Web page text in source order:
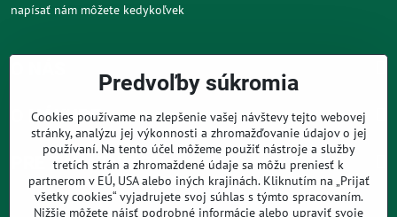
napísať nám môžete kedykoľvek
O NÁKUPE
PRE ZÁKAZNÍKOV
Predvoľby súkromia
Cookies používame na zlepšenie vašej návštevy tejto webovej
stránky, analýzu jej výkonnosti a zhromažďovanie údajov o jej
používaní. Na tento účel môžeme použiť nástroje a služby
tretích strán a zhromaždené údaje sa môžu preniesť k
partnerom v EÚ, USA alebo iných krajinách. Kliknutím na „Prijať
všetky cookies“ vyjadrujete svoj súhlas s týmto spracovaním.
Nižšie môžete nájsť podrobné informácie alebo upraviť svoje